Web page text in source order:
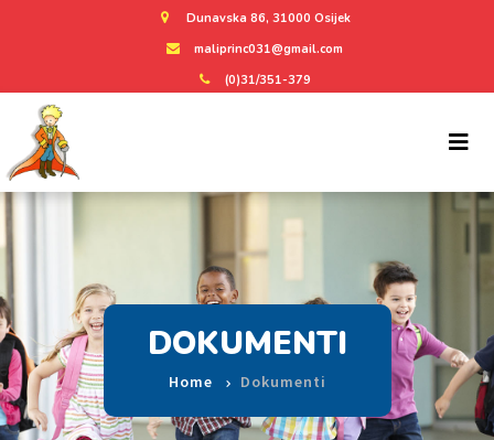
Dunavska 86, 31000 Osijek
maliprinc031@gmail.com
(0)31/351-379
DOKUMENTI
Home Dokumenti